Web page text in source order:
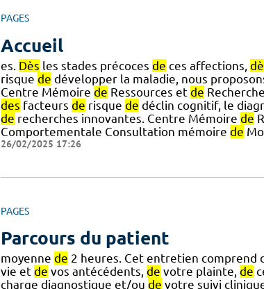
PAGES
Accueil
es. Dès les stades précoces de ces affections,
risque de développer la maladie, nous
Centre Mémoire de Ressources et de
des facteurs de risque de déclin cognitif, le
de recherches innovantes. Centre Mémoire de
Comportementale Consultation mémoire de
26/02/2025 17:26
PAGES
Parcours du patient
moyenne de 2 heures. Cet entretien comprend
vie et de vos antécédents, de votre plainte, de
charge diagnostique et/ou de votre suivi